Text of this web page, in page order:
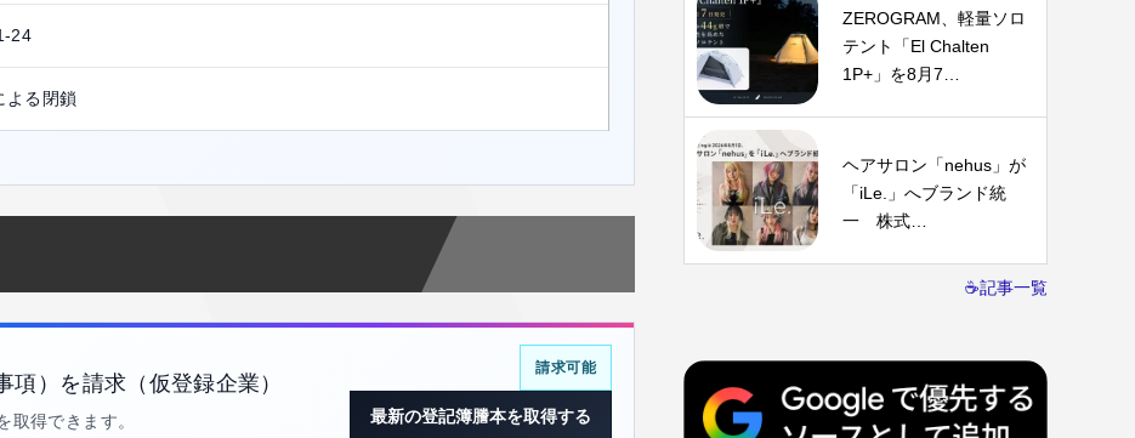
24
よる閉鎖
）を請求（仮登録企業）
得できます。
請求可能
最新の登記簿謄本を取得する
ZEROGRAM、軽量ソロ
テント「El Chalten
1P+」を8月7…
ヘアサロン「nehus」が
「iLe.」へブランド統
一 株式…
☕記事一覧